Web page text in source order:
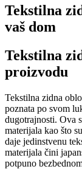
Tekstilna
vaš dom
Tekstilna
proizvodu
Tekstilna zidna
poznata po svom
dugotrajnosti. Ova
materijala kao što
daje jedinstvenu
materijala čini
potpuno